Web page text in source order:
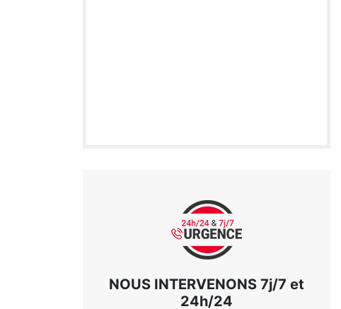
NOUS INTERVENONS 7j/7 et
24h/24